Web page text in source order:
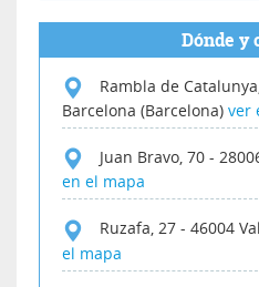
Dónde y
Rambla de
Barcelona (Barcelona) ver
Juan Bravo, 70 -
en el mapa
Ruzafa, 27 - 46004
el mapa